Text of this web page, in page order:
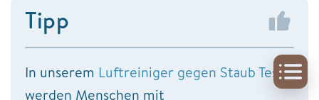
Tipp
In unserem Luftreiniger gegen Staub Test
werden Menschen mit